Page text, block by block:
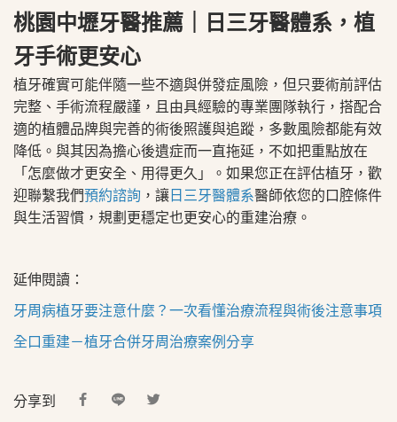
桃園中壢牙醫推薦｜日三牙醫體系，植
牙手術更安心
植牙確實可能伴隨一些不適與併發症風險，但只要術前評估
完整、手術流程嚴謹，且由具經驗的專業團隊執行，搭配合
適的植體品牌與完善的術後照護與追蹤，多數風險都能有效
降低。與其因為擔心後遺症而一直拖延，不如把重點放在
「怎麼做才更安全、用得更久」。如果您正在評估植牙，歡
迎聯繫我們預約諮詢 ，讓 日三牙醫體系醫師依您的口腔條件
與生活習慣，規劃更穩定也更安心的重建治療。
延伸閱讀：
牙周病植牙要注意什麼？一次看懂治療流程與術後注意事項
全口重建－植牙合併牙周治療案例分享
分享到